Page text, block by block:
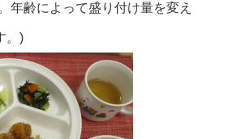
年齢によって盛り付け量を変え
。)